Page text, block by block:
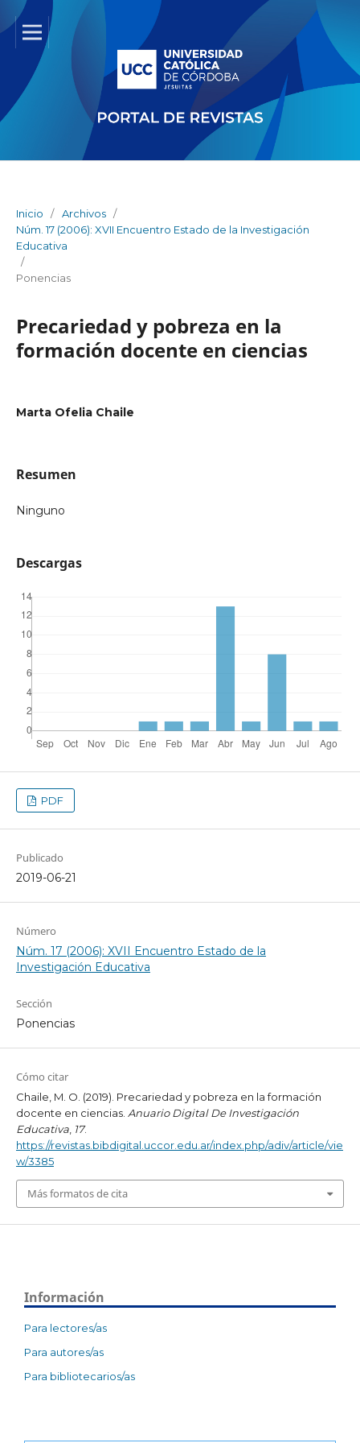
Inicio / Archivos /
Núm. 17 (2006): XVII Encuentro Estado de la Investigación
Educativa
/
Ponencias
Precariedad y pobreza en la
formación docente en ciencias
Marta Ofelia Chaile
Resumen
Ninguno
Descargas
PDF
Publicado
2019-06-21
Número
Núm. 17 (2006): XVII Encuentro Estado de la
Investigación Educativa
Sección
Ponencias
Cómo citar
Chaile, M. O. (2019). Precariedad y pobreza en la formación
docente en ciencias. Anuario Digital De Investigación
Educativa, 17.
https://revistas.bibdigital.uccor.edu.ar/index.php/adiv/article/vie
w/3385
Más formatos de cita
Información
Para lectores/as
Para autores/as
Para bibliotecarios/as